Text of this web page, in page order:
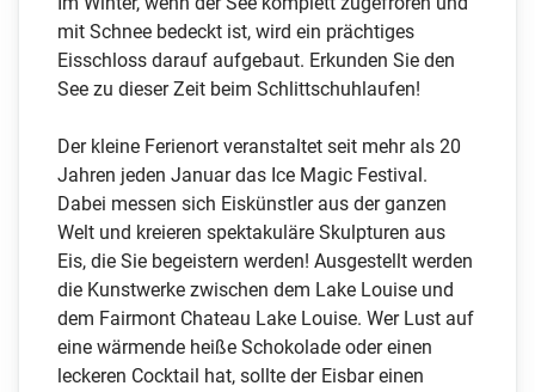
mit Schnee bedeckt ist, wird ein prächtiges
Eisschloss darauf aufgebaut. Erkunden Sie den
See zu dieser Zeit beim Schlittschuhlaufen!
Der kleine Ferienort veranstaltet seit mehr als 20
Jahren jeden Januar das Ice Magic Festival.
Dabei messen sich Eiskünstler aus der ganzen
Welt und kreieren spektakuläre Skulpturen aus
Eis, die Sie begeistern werden! Ausgestellt werden
die Kunstwerke zwischen dem Lake Louise und
dem Fairmont Chateau Lake Louise. Wer Lust auf
eine wärmende heiße Schokolade oder einen
leckeren Cocktail hat, sollte der Eisbar einen